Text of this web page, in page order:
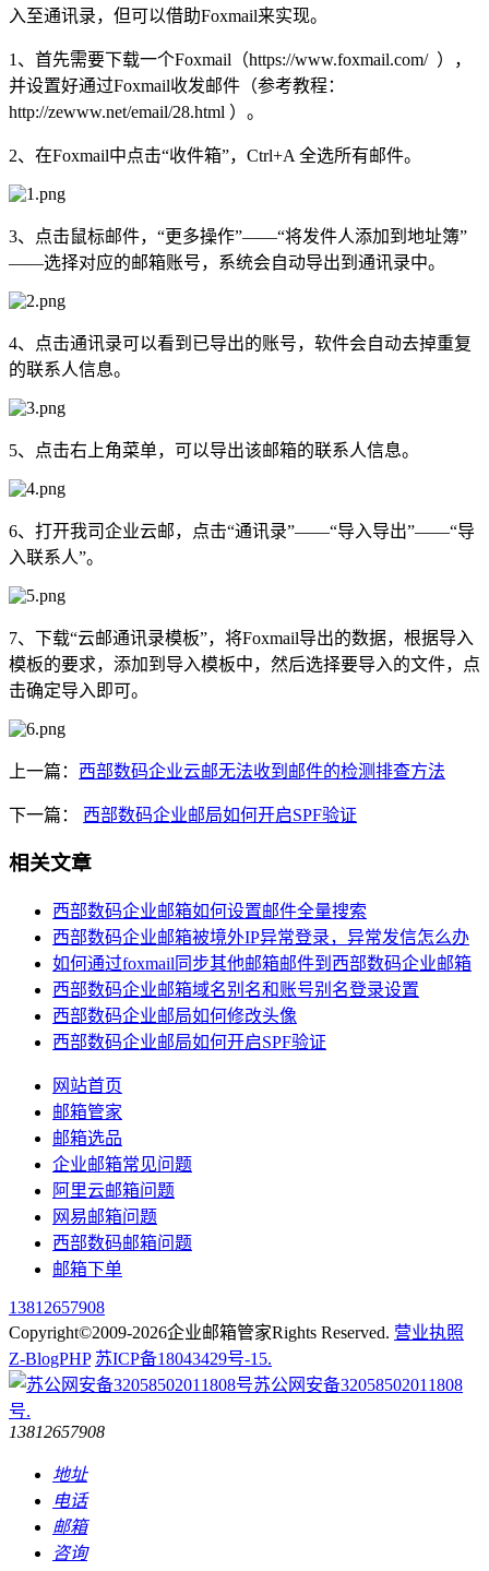
入至通讯录，但可以借助Foxmail来实现。
1、首先需要下载一个Foxmail（https://www.foxmail.com/ ），
并设置好通过Foxmail收发邮件（参考教程：
http://zewww.net/email/28.html ）。
2、在Foxmail中点击“收件箱”，Ctrl+A 全选所有邮件。
3、点击鼠标邮件，“更多操作”——“将发件人添加到地址簿”
——选择对应的邮箱账号，系统会自动导出到通讯录中。
4、点击通讯录可以看到已导出的账号，软件会自动去掉重复
的联系人信息。
5、点击右上角菜单，可以导出该邮箱的联系人信息。
6、打开我司企业云邮，点击“通讯录”——“导入导出”——“导
入联系人”。
7、下载“云邮通讯录模板”，将Foxmail导出的数据，根据导入
模板的要求，添加到导入模板中，然后选择要导入的文件，点
击确定导入即可。
上一篇： 西部数码企业云邮无法收到邮件的检测排查方法
下一篇： 西部数码企业邮局如何开启SPF验证
相关文章
西部数码企业邮箱如何设置邮件全量搜索
西部数码企业邮箱被境外IP异常登录，异常发信怎么办
如何通过foxmail同步其他邮箱邮件到西部数码企业邮箱
西部数码企业邮箱域名别名和账号别名登录设置
西部数码企业邮局如何修改头像
西部数码企业邮局如何开启SPF验证
网站首页
邮箱管家
邮箱选品
企业邮箱常见问题
阿里云邮箱问题
网易邮箱问题
西部数码邮箱问题
邮箱下单
13812657908
Copyright©2009-2026企业邮箱管家Rights Reserved. 营业执照
Z-BlogPHP 苏ICP备18043429号-15.
苏公网安备32058502011808
号.
13812657908
地址
电话
邮箱
咨询